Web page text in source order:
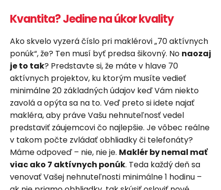
Kvantita? Jedine na úkor kvality
Ako skvelo vyzerá číslo pri maklérovi „70 aktívnych
ponúk“, že? Ten musí byť predsa šikovný. No naozaj
je to tak? Predstavte si, že máte v hlave 70
aktívnych projektov, ku ktorým musíte vedieť
minimálne 20 základných údajov keď Vám niekto
zavolá a opýta sa na to. Veď preto si idete najať
makléra, aby práve Vašu nehnuteľnosť vedel
predstaviť záujemcovi čo najlepšie. Je vôbec reálne
v takom počte zvládať obhliadky či telefonáty?
Máme odpoveď – nie, nie je. Maklér by nemal mať
viac ako 7 aktívnych ponúk. Teda každý deň sa
venovať Vašej nehnuteľnosti minimálne 1 hodinu –